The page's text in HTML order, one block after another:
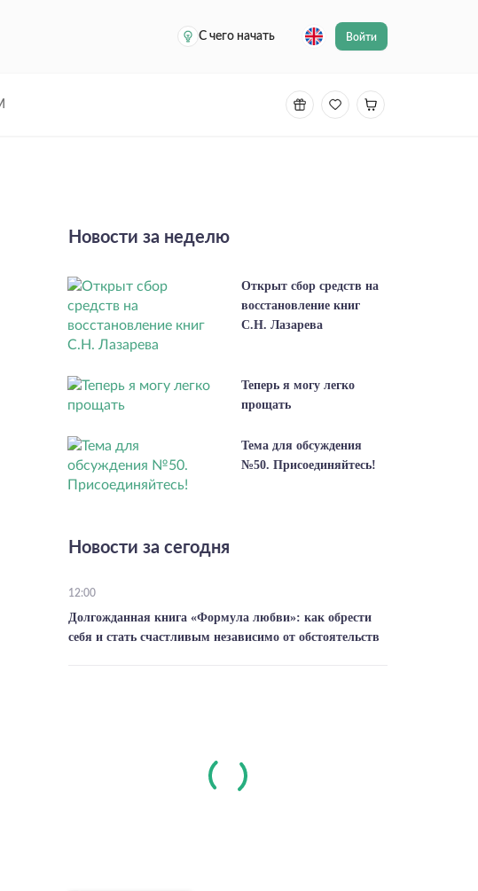
С чего начать
Войти
Новости за неделю
Открыт сбор средств на
восстановление книг
С.Н. Лазарева
Теперь я могу легко
прощать
Тема для обсуждения
№50. Присоединяйтесь!
Новости за сегодня
12:00
Долгожданная книга «Формула любви»: как обрести
себя и стать счастливым независимо от обстоятельств